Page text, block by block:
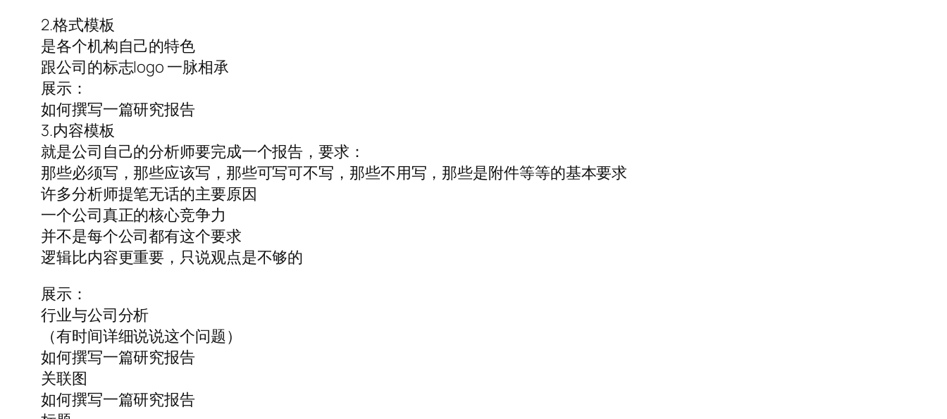
2.格式模板
是各个机构自己的特色
跟公司的标志logo 一脉相承
展示：
如何撰写一篇研究报告
3.内容模板
就是公司自己的分析师要完成一个报告，要求：
那些必须写，那些应该写，那些可写可不写，那些不用写，那些是附件等等的基本要求
许多分析师提笔无话的主要原因
一个公司真正的核心竞争力
并不是每个公司都有这个要求
逻辑比内容更重要，只说观点是不够的
展示：
行业与公司分析
（有时间详细说说这个问题）
如何撰写一篇研究报告
关联图
如何撰写一篇研究报告